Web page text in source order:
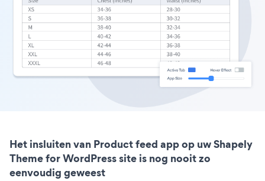
Het insluiten van Product feed app op uw Shapely
Theme for WordPress site is nog nooit zo
eenvoudig geweest